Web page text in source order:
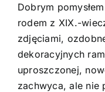
Dobrym
rodem z XIX.-
zdjęciami,
dekoracyjnych
uproszczonej,
zachwyca, ale nie